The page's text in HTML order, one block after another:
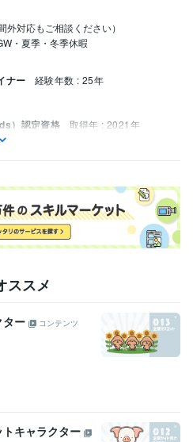
対応もご相談ください）
・夏季・冬季休暇
ナー 経験年数 : 25年
）認定資格 取得年 : 2021年
格（GAIQ）
年MySQL:10年
ル
Pro:10年
PAINT:1年
ットキャラクター制作
ススメ
ター
コンテンツ
キャラクター